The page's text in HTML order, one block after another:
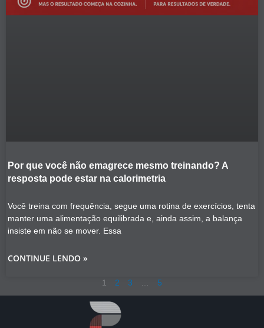
Por que você não emagrece mesmo treinando? A
resposta pode estar na calorimetria
Você treina com frequência, segue uma rotina de exercícios, tenta
manter uma alimentação equilibrada e, ainda assim, a balança
insiste em não se mover. Essa
CONTINUE LENDO »
1 2 3 5